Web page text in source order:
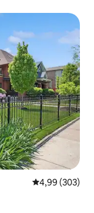
Средна
4,99 (303)